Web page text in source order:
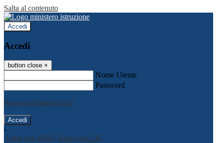
Salta al contenuto
Accedi
Accedi
button close ×
Nome Utente
Password
Password dimenticata?
-
Entra con SPID Entra con CIE